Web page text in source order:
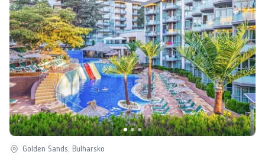
Golden Sands, Bulharsko